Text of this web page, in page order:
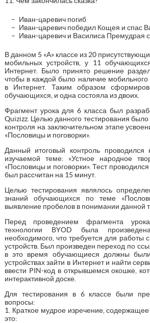
Иван-царевич погиб
Иван-царевич победил Кощея и спас
Иван-царевич и Василиса Премудрая
В данном 5 «А» классе из 20
мобильных устройств, у 11
Интернет. Было принято решение
чтобы в каждой было наличие мобильного
в Интернет. Таким образом
обучающихся, и одна состояла из двоих.
Фрагмент урока для 6 класса был
Quizizz. Целью данного тестирования было
контроля на заключительном этапе
«Пословицы и поговорки».
Данный итоговый контроль
изучаемой теме: «Устное народное
«Пословицы и поговорки». Тест
был рассчитан на 15 минут.
Целью тестирования являлось
знаний обучающихся по теме
выявление пробелов в понимании данной
Перед проведением фрагмента
технологии BYОD была
необходимого, что требуется для
устройств. Был произведен переход по
в это время обучающиеся должны
устройствах зайти в Интернет и найти
ввести PIN-код в открывшемся окошке,
интерактивной доске.
Для тестирования в 6 классе были
вопросы:
1. Краткое мудрое изречение,
это: